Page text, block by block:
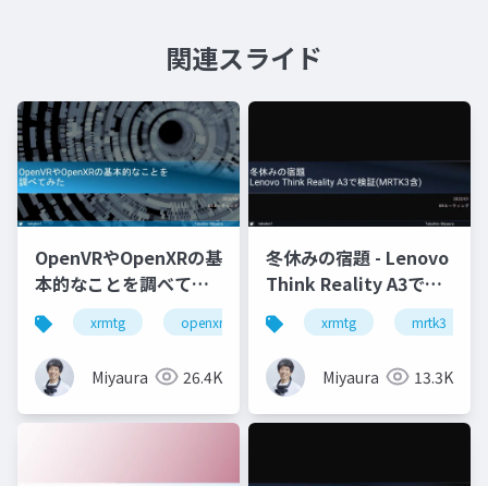
関連スライド
OpenVRやOpenXRの基
本的なことを調べてみ
た
xrmtg openxr openvr hololens
Miyaura 26.4K
冬休みの宿題 - Lenovo
Think Reality A3で検
証(MRTK3含)
xrmtg mrtk3
Miyaura 13.3K